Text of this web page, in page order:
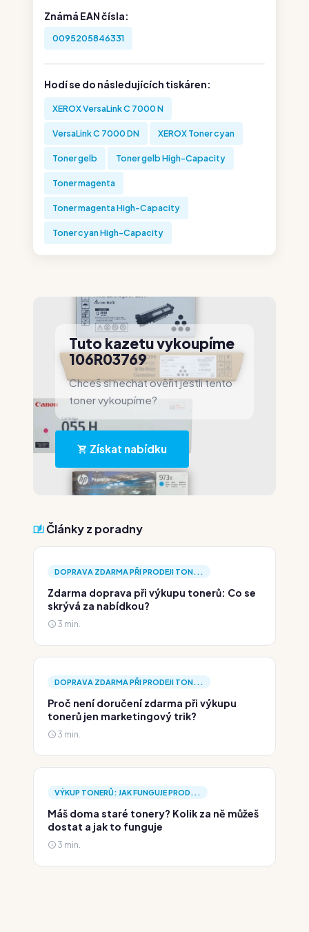
Známá EAN čísla:
0095205846331
Hodí se do následujících tiskáren:
XEROX VersaLink C 7000 N
VersaLink C 7000 DN XEROX Toner cyan
Toner gelb Toner gelb High-Capacity
Toner magenta
Toner magenta High-Capacity
Toner cyan High-Capacity
Tuto kazetu vykoupíme
106R03769
Chceš si nechat ověřit jestli tento
toner vykoupíme?
Získat nabídku
Články z poradny
DOPRAVA ZDARMA PŘI PRODEJI TON...
Zdarma doprava při výkupu tonerů: Co se
skrývá za nabídkou?
3 min.
DOPRAVA ZDARMA PŘI PRODEJI TON...
Proč není doručení zdarma při výkupu
tonerů jen marketingový trik?
3 min.
VÝKUP TONERŮ: JAK FUNGUJE PROD...
Máš doma staré tonery? Kolik za ně můžeš
dostat a jak to funguje
3 min.